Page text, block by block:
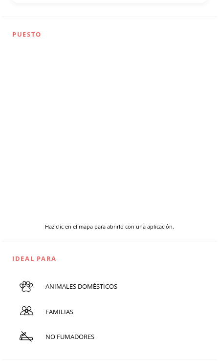
PUESTO
Haz clic en el mapa para abrirlo con una aplicación.
IDEAL PARA
ANIMALES DOMÉSTICOS
FAMILIAS
NO FUMADORES